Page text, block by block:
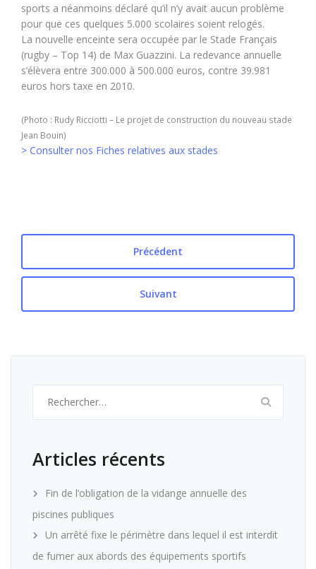
sports a néanmoins déclaré qu’il n’y avait aucun problème
pour que ces quelques 5.000 scolaires soient relogés.
La nouvelle enceinte sera occupée par le Stade Français
(rugby – Top 14) de Max Guazzini. La redevance annuelle
s’élèvera entre 300.000 à 500.000 euros, contre 39.981
euros hors taxe en 2010.
(Photo : Rudy Ricciotti – Le projet de construction du nouveau stade
Jean Bouin)
> Consulter nos Fiches relatives aux stades
Précédent
Suivant
Articles récents
Fin de l’obligation de la vidange annuelle des
piscines publiques
Un arrêté fixe le périmètre dans lequel il est interdit
de fumer aux abords des équipements sportifs